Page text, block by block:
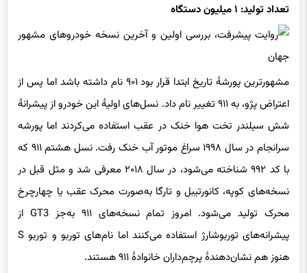
تعداد تولید: ۱ میلیون دستگاه
مشهورترین پورشهٔ تاریخ ابتدا قرار بود ۹۰۱ نام داشته باشد اما پس از
اعتراض پژو، به ۹۱۱ تغییر نام داد. نسل‌های اولیهٔ این خودرو از پیشرانهٔ
شش سیلندر تخت هوا خنک در عقب استفاده می‌کردند اما پورشه
سرانجام در سال ۱۹۹۸ سراغ موتور آب خنک رفت. نسل هشتم ۹۱۱ که
با کد ۹۹۲ شناخته می‌شود، در سال ۲۰۱۸ معرفی شد و مثل قبل در
نسخه‌های کوپه، کانورتیبل و تارگا به‌صورت محرک عقب یا چهارچرخ
محرک تولید می‌شود. امروز تمام نسخه‌های ۹۱۱ به‌جز GT3 از
پیشرانه‌های توربوشارژ استفاده می‌کنند اما نام‌های توربو و توربو S
هنوز هم نشان‌دهندهٔ پرچم‌داران خانوادهٔ ۹۱۱ هستند.